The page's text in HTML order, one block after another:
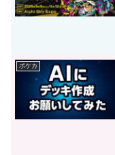
ポケカ